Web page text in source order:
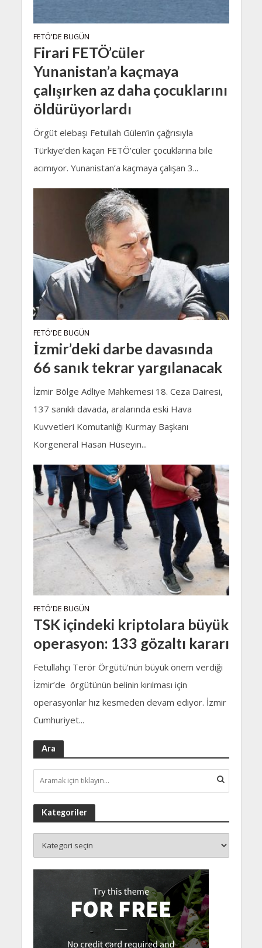
FETÖ'DE BUGÜN
Firari FETÖ’cüler
Yunanistan’a kaçmaya
çalışırken az daha çocuklarını
öldürüyorlardı
Örgüt elebaşı Fetullah Gülen’in çağrısıyla
Türkiye’den kaçan FETÖ’cüler çocuklarına bile
acımıyor. Yunanistan’a kaçmaya çalışan 3...
FETÖ'DE BUGÜN
İzmir’deki darbe davasında
66 sanık tekrar yargılanacak
İzmir Bölge Adliye Mahkemesi 18. Ceza Dairesi,
137 sanıklı davada, aralarında eski Hava
Kuvvetleri Komutanlığı Kurmay Başkanı
Korgeneral Hasan Hüseyin...
FETÖ'DE BUGÜN
TSK içindeki kriptolara büyük
operasyon: 133 gözaltı kararı
Fetullahçı Terör Örgütü’nün büyük önem verdiği
İzmir’de örgütünün belinin kırılması için
operasyonlar hız kesmeden devam ediyor. İzmir
Cumhuriyet...
Ara
Kategoriler